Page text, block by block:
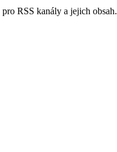
RSS kanály a jejich obsah.